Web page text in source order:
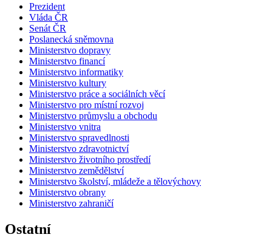
Prezident
Vláda ČR
Senát ČR
Poslanecká sněmovna
Ministerstvo dopravy
Ministerstvo financí
Ministerstvo informatiky
Ministerstvo kultury
Ministerstvo práce a sociálních věcí
Ministerstvo pro místní rozvoj
Ministerstvo průmyslu a obchodu
Ministerstvo vnitra
Ministerstvo spravedlnosti
Ministerstvo zdravotnictví
Ministerstvo životního prostředí
Ministerstvo zemědělství
Ministerstvo školství, mládeže a tělovýchovy
Ministerstvo obrany
Ministerstvo zahraničí
Ostatní